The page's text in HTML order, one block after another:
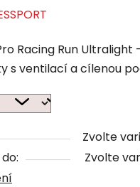
Racing Run Ultralight
s ventilací a cílenou
Zvolte
Zvolte